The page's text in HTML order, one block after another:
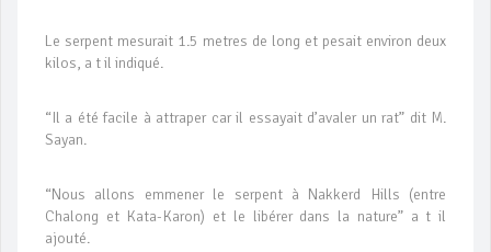
Le serpent mesurait 1.5 metres de long et pesait environ deux
kilos, a t il indiqué.
“Il a été facile à attraper car il essayait d’avaler un rat” dit M.
Sayan.
“Nous allons emmener le serpent à Nakkerd Hills (entre
Chalong et Kata-Karon) et le libérer dans la nature” a t il
ajouté.